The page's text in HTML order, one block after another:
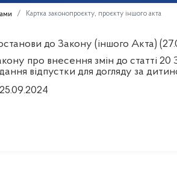
Картка законопроєкту, проєкту іншого акта
до Закону (іншого Акта)
про внесення змін до статті
відпустки для догляду за